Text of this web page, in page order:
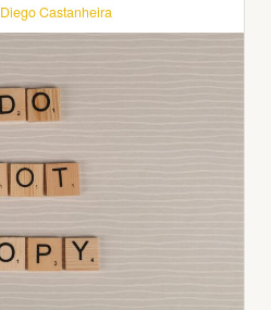
Diego Castanheira